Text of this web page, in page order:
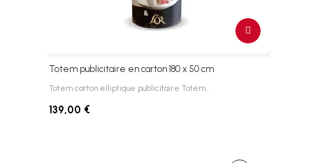
Totem publicitaire en carton 180 x 50 cm
Totem carton elliptique publicitaire Totem…
139,00 €